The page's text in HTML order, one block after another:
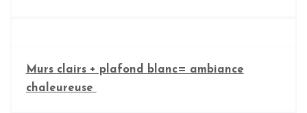
Murs clairs + plafond blanc= ambiance
chaleureuse